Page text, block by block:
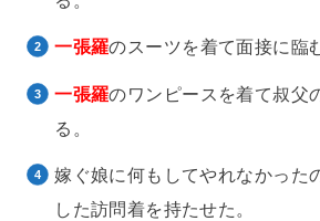
一張羅のスーツを着て面接に臨
一張羅のワンピースを着て叔父
る。
嫁ぐ娘に何もしてやれなかった
した訪問着を持たせた。